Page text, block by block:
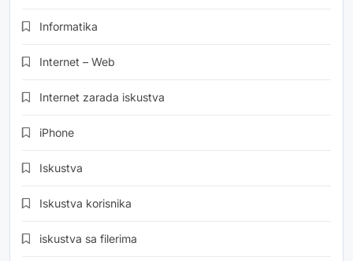
Informatika
Internet – Web
Internet zarada iskustva
iPhone
Iskustva
Iskustva korisnika
iskustva sa filerima